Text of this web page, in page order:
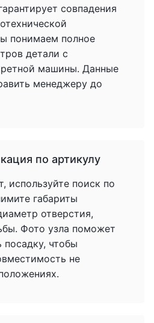
совпадения
понимаем полное
детали с
машины. Данные
менеджеру до
по артикулу
используйте поиск по
габариты
отверстия,
Фото узла поможет
чтобы
не